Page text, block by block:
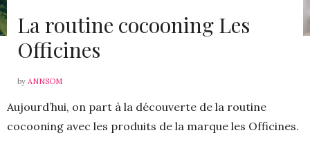
La routine cocooning Les
Officines
by ANNSOM
Aujourd’hui, on part à la découverte de la routine
cocooning avec les produits de la marque les Officines.